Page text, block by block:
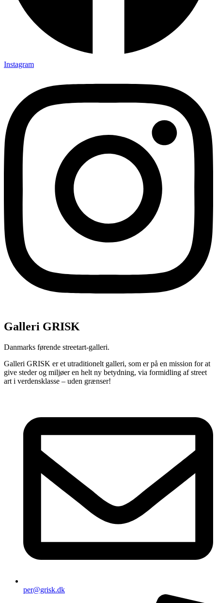
Instagram
Galleri GRISK
Danmarks førende streetart-galleri.
Galleri GRISK er et utraditionelt galleri, som er på en mission for at
give steder og miljøer en helt ny betydning, via formidling af street
art i verdensklasse – uden grænser!
per@grisk.dk